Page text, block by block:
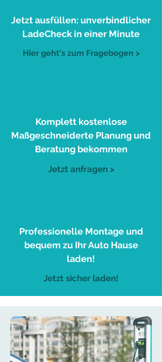
Jetzt ausfüllen: unverbindlicher
LadeCheck in einer Minute
Hier geht's zum Fragebogen >
Komplett kostenlose
Maßgeschneiderte Planung und
Beratung bekommen
Jetzt anfragen >
Professionelle Montage und
bequem zu Ihr Auto Hause
laden!
Jetzt sicher laden!